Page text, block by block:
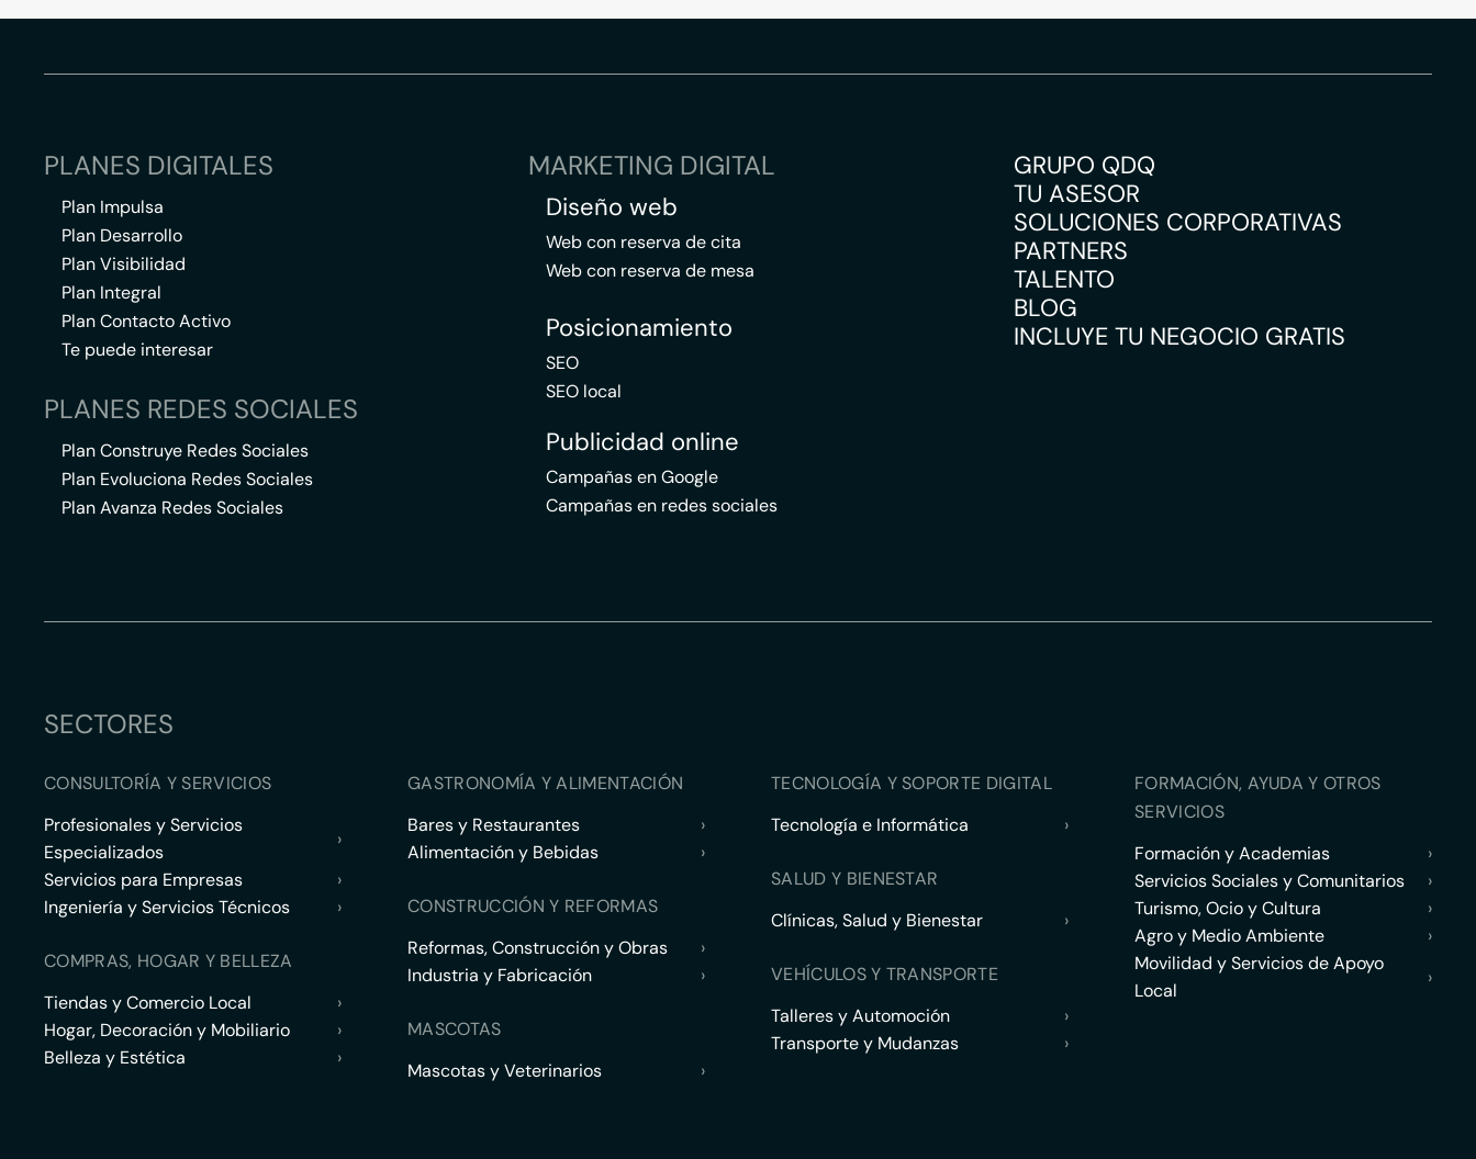
PLANES DIGITALES
Plan Impulsa
Plan Desarrollo
Plan Visibilidad
Plan Integral
Plan Contacto Activo
Te puede interesar
PLANES REDES SOCIALES
Plan Construye Redes Sociales
Plan Evoluciona Redes Sociales
Plan Avanza Redes Sociales
MARKETING DIGITAL
Diseño web
Web con reserva de cita
Web con reserva de mesa
Posicionamiento
SEO
SEO local
Publicidad online
Campañas en Google
Campañas en redes sociales
GRUPO QDQ
TU ASESOR
SOLUCIONES CORPORATIVAS
PARTNERS
TALENTO
BLOG
INCLUYE TU NEGOCIO GRATIS
SECTORES
CONSULTORÍA Y SERVICIOS
Profesionales y Servicios
Especializados
›
Servicios para Empresas
›
Ingeniería y Servicios Técnicos
›
COMPRAS, HOGAR Y BELLEZA
Tiendas y Comercio Local
›
Hogar, Decoración y Mobiliario
›
Belleza y Estética
›
GASTRONOMÍA Y ALIMENTACIÓN
Bares y Restaurantes
›
Alimentación y Bebidas
›
CONSTRUCCIÓN Y REFORMAS
Reformas, Construcción y Obras
›
Industria y Fabricación
›
MASCOTAS
Mascotas y Veterinarios
›
TECNOLOGÍA Y SOPORTE DIGITAL
Tecnología e Informática
›
SALUD Y BIENESTAR
Clínicas, Salud y Bienestar
›
VEHÍCULOS Y TRANSPORTE
Talleres y Automoción
›
Transporte y Mudanzas
›
FORMACIÓN, AYUDA Y OTROS
SERVICIOS
Formación y Academias
›
Servicios Sociales y Comunitarios
›
Turismo, Ocio y Cultura
›
Agro y Medio Ambiente
›
Movilidad y Servicios de Apoyo
Local
›